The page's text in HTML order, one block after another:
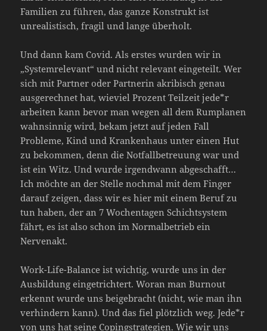
Familien zu führen, das ganze Konstrukt ist
unrealistisch, fragil und lange überholt.
Und dann kam Covid. Als erstes wurden wir in
„Systemrelevant“ und nicht relevant eingeteilt. Wer
sich mit Partner oder Partnerin akribisch genau
ausgerechnet hat, wieviel Prozent Teilzeit jede*r
arbeiten kann bevor man wegen all dem Rumplanen
wahnsinnig wird, bekam jetzt auf jeden Fall
Probleme, Kind und Krankenhaus unter einen Hut
zu bekommen, denn die Notfallbetreuung war und
ist ein Witz. Und wurde irgendwann abgeschafft…
Ich möchte an der Stelle nochmal mit dem Finger
darauf zeigen, dass wir es hier mit einem Beruf zu
tun haben, der an 7 Wochentagen Schichtsystem
fährt, es ist also schon im Normalbetrieb ein
Nervenakt.
Work-Life-Balance ist wichtig, wurde uns in der
Ausbildung eingetrichtert. Woran man Burnout
erkennt wurde uns beigebracht (nicht, wie man ihn
verhindern kann). Und das fiel plötzlich weg. Jede*r
von uns hat seine Copingstrategien. Wie wir uns